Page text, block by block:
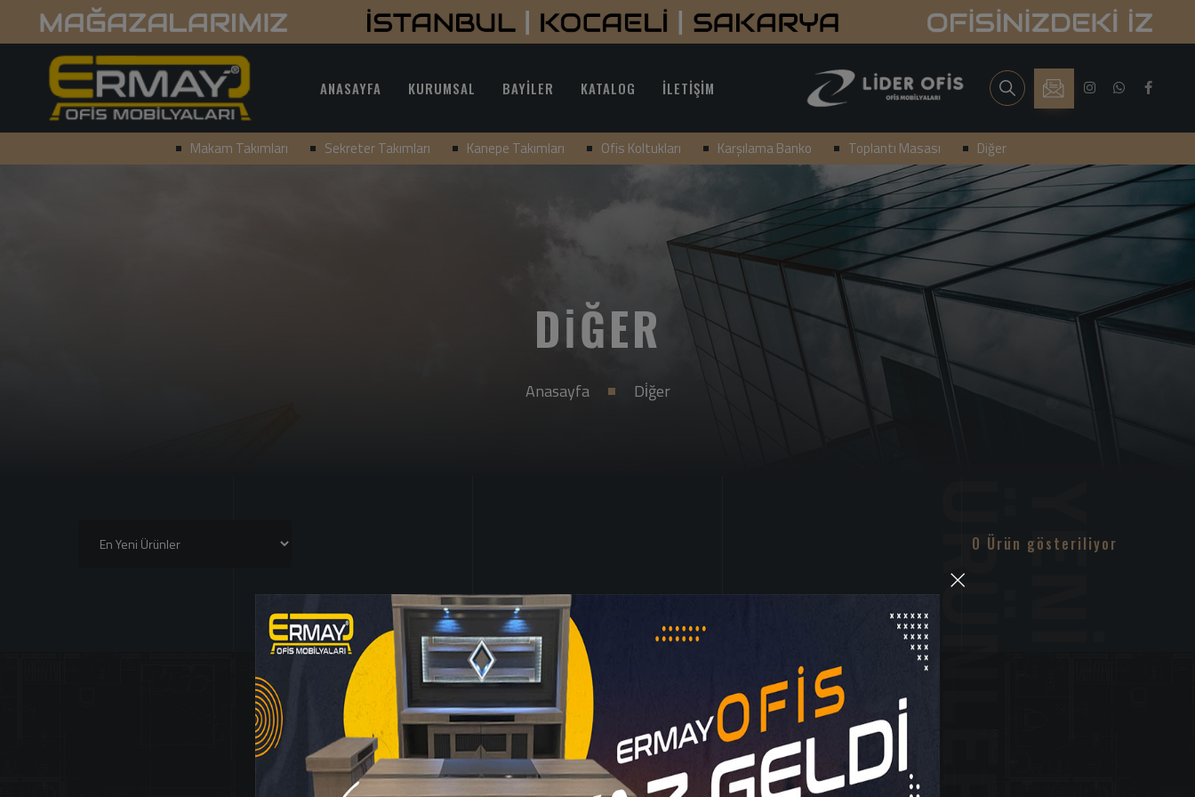
ANASAYFA KURUMSAL BAYİLER KATALOG İLETİŞİM
×
Makam Takımları Sekreter Takımları Kanepe Takımları Ofis Koltukları Karşılama Banko Toplantı Masası Diğer
DİĞER
Anasayfa Di̇ğer
0 Ürün gösteriliyor